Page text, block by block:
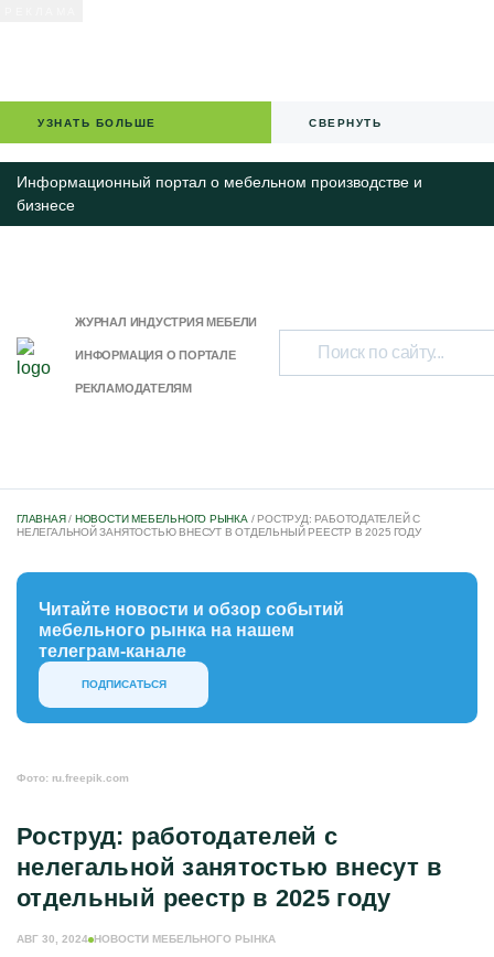
УЗНАТЬ БОЛЬШЕ СВЕРНУТЬ
Информационный портал о мебельном производстве и
бизнесе
ЖУРНАЛ ИНДУСТРИЯ МЕБЕЛИ
ИНФОРМАЦИЯ О ПОРТАЛЕ
РЕКЛАМОДАТЕЛЯМ
ГЛАВНАЯ/ НОВОСТИ МЕБЕЛЬНОГО РЫНКА / РОСТРУД: РАБОТОДАТЕЛЕЙ С
НЕЛЕГАЛЬНОЙ ЗАНЯТОСТЬЮ ВНЕСУТ В ОТДЕЛЬНЫЙ РЕЕСТР В 2025 ГОДУ
Читайте новости и обзор событий
мебельного рынка на нашем
телеграм-канале
ПОДПИСАТЬСЯ
Фото: ru.freepik.com
Роструд: работодателей с
нелегальной занятостью внесут в
отдельный реестр в 2025 году
АВГ 30, 2024 НОВОСТИ МЕБЕЛЬНОГО РЫНКА